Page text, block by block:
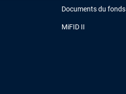
Documents du fonds
MiFID II